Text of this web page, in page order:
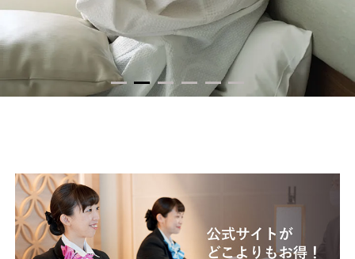
1 2 3 4 5 6
Newsお知らせ
Room 客室
Family家族でゆっくり
FAQよくあるご質問
Guests
パスワードの再設定
メールアドレスの再設定